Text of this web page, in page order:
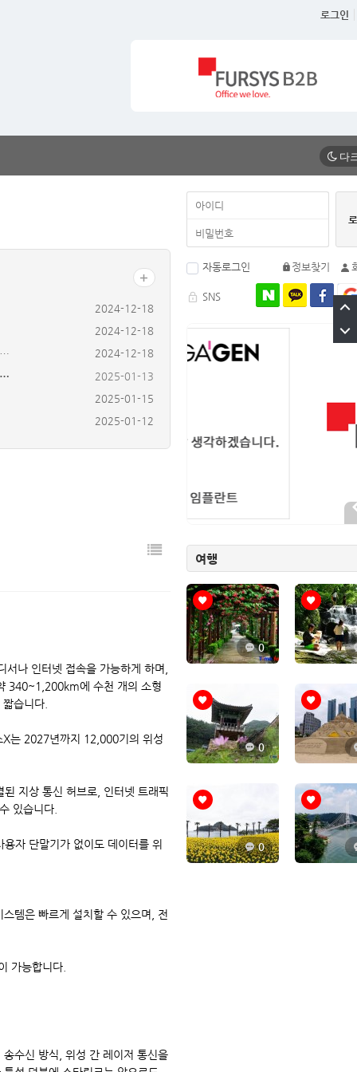
로그인
…
2025-01-13
2025-01-15
2025-01-12
…
2025-01-10
2024-12-18
2024-12-18
… 2024-12-18
나 인터넷 접속을 가능하게 하며,
340~1,200km에 수천 개의 소형
습니다.
는 2027년까지 12,000기의 위성
지상 통신 허브로, 인터넷 트래픽
있습니다.
자 단말기가 없이도 데이터를 위
템은 빠르게 설치할 수 있으며, 전
가능합니다.
수신 방식, 위성 간 레이저 통신을
자동로그인 정보찾기
SNS
여행
0
0
0